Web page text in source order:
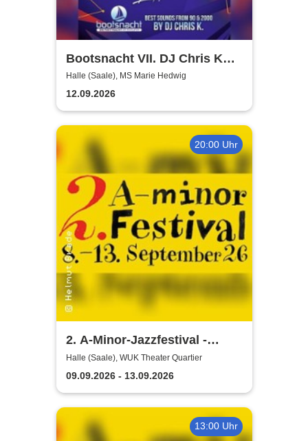
Bootsnacht VII. DJ Chris K
Clubsound Edition
Halle (Saale), MS Marie Hedwig
12.09.2026
20:00 Uhr
2. A-Minor-Jazzfestival -
Jazzkollektiv Halle e.V.
Halle (Saale), WUK Theater Quartier
09.09.2026 - 13.09.2026
13:00 Uhr